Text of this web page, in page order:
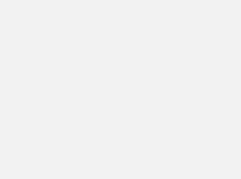
W NATURZE